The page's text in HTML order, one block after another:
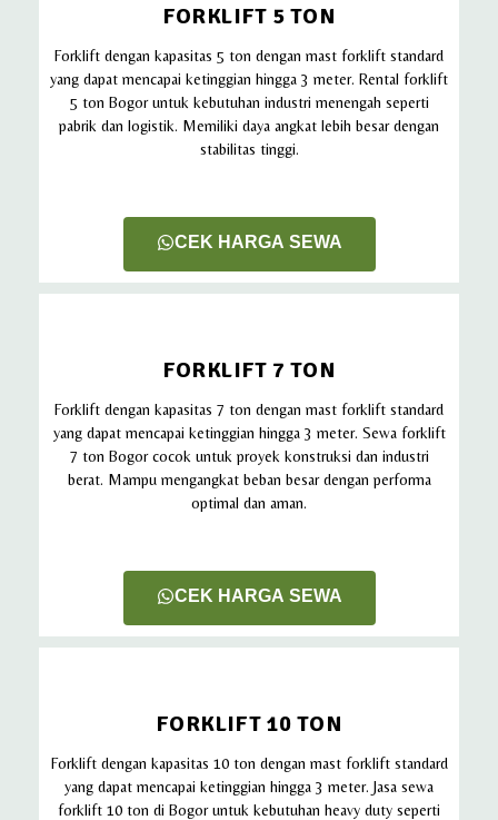
FORKLIFT 5 TON
Forklift dengan kapasitas 5 ton dengan mast forklift standard
yang dapat mencapai ketinggian hingga 3 meter. Rental forklift
5 ton Bogor untuk kebutuhan industri menengah seperti
pabrik dan logistik. Memiliki daya angkat lebih besar dengan
stabilitas tinggi.
CEK HARGA SEWA
FORKLIFT 7 TON
Forklift dengan kapasitas 7 ton dengan mast forklift standard
yang dapat mencapai ketinggian hingga 3 meter. Sewa forklift
7 ton Bogor cocok untuk proyek konstruksi dan industri
berat. Mampu mengangkat beban besar dengan performa
optimal dan aman.
CEK HARGA SEWA
FORKLIFT 10 TON
Forklift dengan kapasitas 10 ton dengan mast forklift standard
yang dapat mencapai ketinggian hingga 3 meter. Jasa sewa
forklift 10 ton di Bogor untuk kebutuhan heavy duty seperti